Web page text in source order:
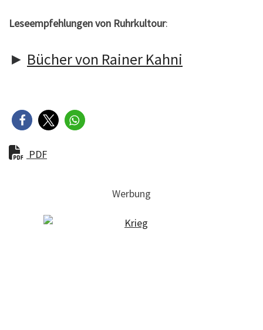
Leseempfehlungen von Ruhrkultour:
► Bücher von Rainer Kahni
PDF
Werbung